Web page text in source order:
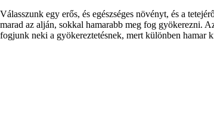
Válasszunk egy erős, és egészséges növényt, és a
marad az alján, sokkal hamarabb meg fog gyökerezni.
fogjunk neki a gyökereztetésnek, mert különben hamar